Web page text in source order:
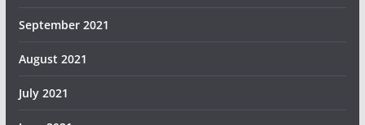
September 2021
August 2021
July 2021